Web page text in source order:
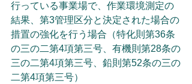
行っている事業場で、作業環境測定の
結果、第3管理区分と決定された場合の
措置の強化を行う場合（特化則第36条
の三の二第4項第三号、有機則第28条の
三の二第4項第三号、鉛則第52条の三の
二第4項第三号）